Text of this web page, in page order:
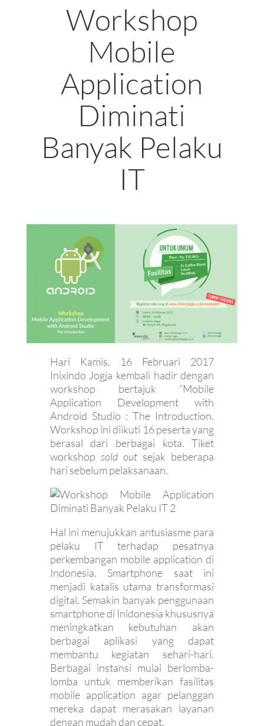
Workshop
Mobile
Application
Diminati
Banyak Pelaku
IT
Hari Kamis, 16 Februari 2017
Inixindo Jogja kembali hadir dengan
workshop bertajuk “Mobile
Application Development with
Android Studio : The Introduction.
Workshop ini diikuti 16 peserta yang
berasal dari berbagai kota. Tiket
workshop sold out sejak beberapa
hari sebelum pelaksanaan.
Hal ini menujukkan antusiasme para
pelaku IT terhadap pesatnya
perkembangan mobile application di
Indonesia. Smartphone saat ini
menjadi katalis utama transformasi
digital. Semakin banyak penggunaan
smartphone di Inidonesia khususnya
meningkatkan kebutuhan akan
berbagai aplikasi yang dapat
membantu kegiatan sehari-hari.
Berbagai instansi mulai berlomba-
lomba untuk memberikan fasilitas
mobile application agar pelanggan
mereka dapat merasakan layanan
dengan mudah dan cepat.